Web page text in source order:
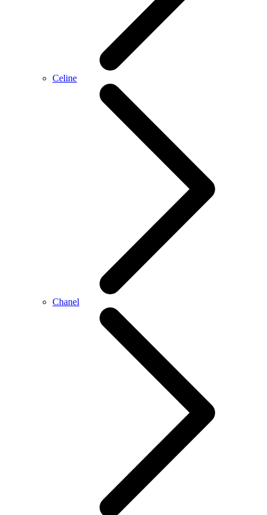
Celine
Chanel